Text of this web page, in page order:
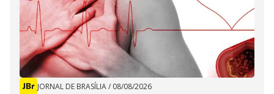
JORNAL DE BRASÍLIA/ 08/08/2026